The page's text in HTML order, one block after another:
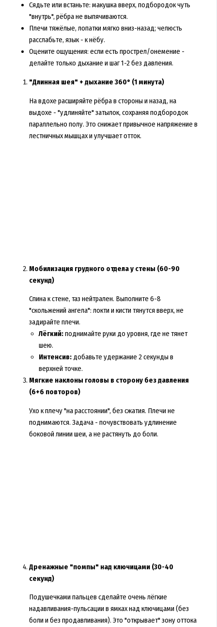
Сядьте или встаньте: макушка вверх, подбородок чуть
"внутрь", рёбра не выпячиваются.
Плечи тяжёлые, лопатки мягко вниз-назад; челюсть
расслабьте, язык - к нёбу.
Оцените ощущения: если есть прострел/онемение -
делайте только дыхание и шаг 1-2 без давления.
"Длинная шея" + дыхание 360° (1 минута)
На вдохе расширяйте рёбра в стороны и назад, на
выдохе - "удлиняйте" затылок, сохраняя подбородок
параллельно полу. Это снижает привычное напряжение в
лестничных мышцах и улучшает отток.
Мобилизация грудного отдела у стены (60-90
секунд)
Спина к стене, таз нейтрален. Выполните 6-8
"скольжений ангела": локти и кисти тянутся вверх, не
задирайте плечи.
Лёгкий:поднимайте руки до уровня, где не тянет
шею.
Интенсив:добавьте удержание 2 секунды в
верхней точке.
Мягкие наклоны головы в сторону без давления
(6+6 повторов)
Ухо к плечу "на расстоянии", без сжатия. Плечи не
поднимаются. Задача - почувствовать удлинение
боковой линии шеи, а не растянуть до боли.
Дренажные "помпы" над ключицами (30-40
секунд)
Подушечками пальцев сделайте очень лёгкие
надавливания-пульсации в ямках над ключицами (без
боли и без продавливания). Это "открывает" зону оттока